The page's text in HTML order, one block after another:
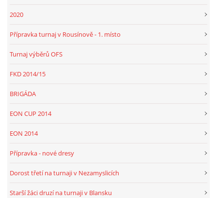
2020
Přípravka turnaj v Rousínově - 1. místo
Turnaj výběrů OFS
FKD 2014/15
BRIGÁDA
EON CUP 2014
EON 2014
Přípravka - nové dresy
Dorost třetí na turnaji v Nezamyslicích
Starší žáci druzí na turnaji v Blansku